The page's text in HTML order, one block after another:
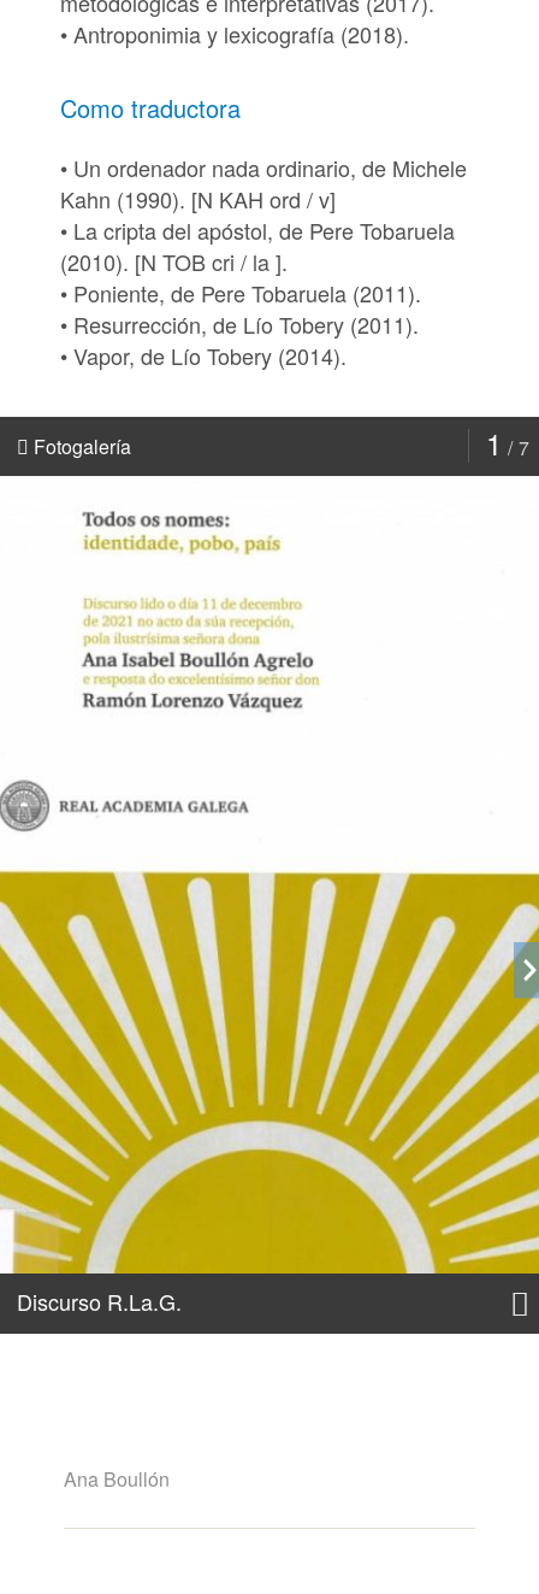
• Antroponimia y lexicografía (2018).
Como traductora
• Un ordenador nada ordinario, de Michele
Kahn (1990). [N KAH ord / v]
• La cripta del apóstol, de Pere Tobaruela
(2010). [N TOB cri / la ].
• Poniente, de Pere Tobaruela (2011).
• Resurrección, de Lío Tobery (2011).
• Vapor, de Lío Tobery (2014).
1 7
Fotogalería
Discurso R.La.G.
Ana Boullón